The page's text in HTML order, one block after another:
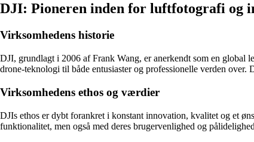
DJI: Pioneren inden for luftfotografi og
Virksomhedens historie
DJI, grundlagt i 2006 af Frank Wang, er anerkendt som en global
drone-teknologi til både entusiaster og professionelle verden
Virksomhedens ethos og værdier
DJIs ethos er dybt forankret i konstant innovation, kvalitet og et
funktionalitet, men også med deres brugervenlighed og